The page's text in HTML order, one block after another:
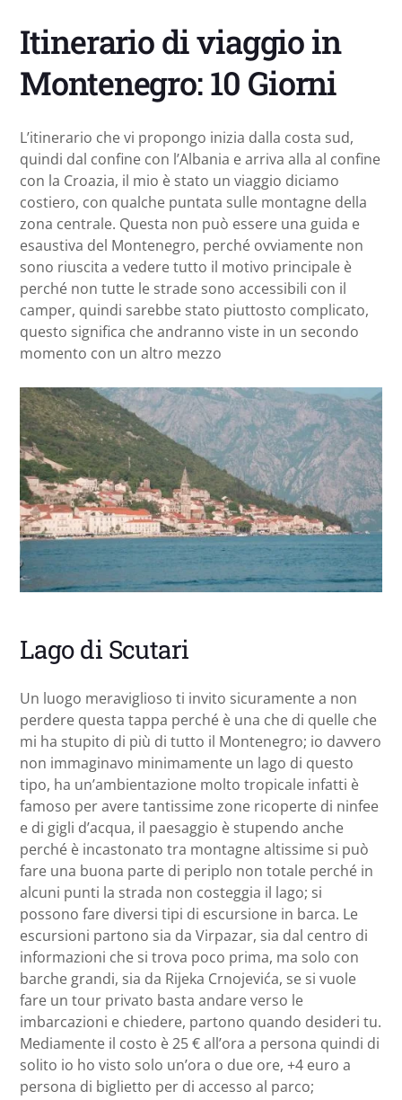
Itinerario di viaggio in
Montenegro: 10 Giorni
L’itinerario che vi propongo inizia dalla costa sud,
quindi dal confine con l’Albania e arriva alla al confine
con la Croazia, il mio è stato un viaggio diciamo
costiero, con qualche puntata sulle montagne della
zona centrale. Questa non può essere una guida e
esaustiva del Montenegro, perché ovviamente non
sono riuscita a vedere tutto il motivo principale è
perché non tutte le strade sono accessibili con il
camper, quindi sarebbe stato piuttosto complicato,
questo significa che andranno viste in un secondo
momento con un altro mezzo
Lago di Scutari
Un luogo meraviglioso ti invito sicuramente a non
perdere questa tappa perché è una che di quelle che
mi ha stupito di più di tutto il Montenegro; io davvero
non immaginavo minimamente un lago di questo
tipo, ha un’ambientazione molto tropicale infatti è
famoso per avere tantissime zone ricoperte di ninfee
e di gigli d’acqua, il paesaggio è stupendo anche
perché è incastonato tra montagne altissime si può
fare una buona parte di periplo non totale perché in
alcuni punti la strada non costeggia il lago; si
possono fare diversi tipi di escursione in barca. Le
escursioni partono sia da Virpazar, sia dal centro di
informazioni che si trova poco prima, ma solo con
barche grandi, sia da Rijeka Crnojevića, se si vuole
fare un tour privato basta andare verso le
imbarcazioni e chiedere, partono quando desideri tu.
Mediamente il costo è 25 € all’ora a persona quindi di
solito io ho visto solo un’ora o due ore, +4 euro a
persona di biglietto per di accesso al parco;